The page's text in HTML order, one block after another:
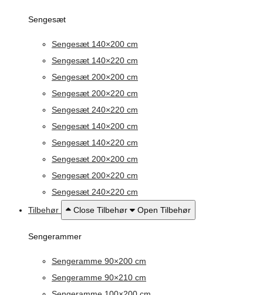
Sengesæt
Sengesæt 140×200 cm
Sengesæt 140×220 cm
Sengesæt 200×200 cm
Sengesæt 200×220 cm
Sengesæt 240×220 cm
Sengesæt 140×200 cm
Sengesæt 140×220 cm
Sengesæt 200×200 cm
Sengesæt 200×220 cm
Sengesæt 240×220 cm
Tilbehør
Close Tilbehør Open Tilbehør
Sengerammer
Sengeramme 90×200 cm
Sengeramme 90×210 cm